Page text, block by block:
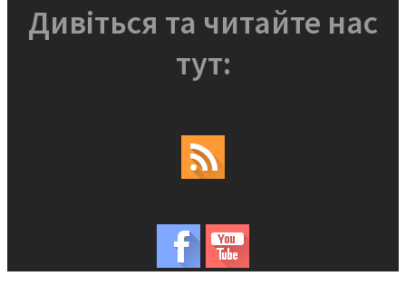
Дивіться та читайте нас
тут: